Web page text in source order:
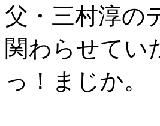
父・三村淳の
関わらせてい
っ！まじか。